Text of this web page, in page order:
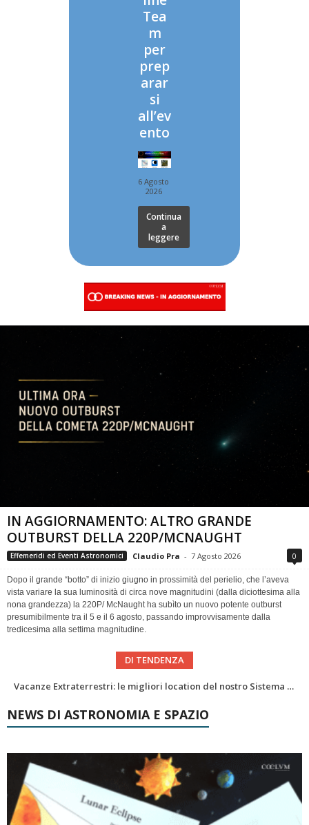
Tea
m
per
prep
arar
si
all’ev
ento
6 Agosto
2026
Continua
a
leggere
IN AGGIORNAMENTO: ALTRO GRANDE
OUTBURST DELLA 220P/MCNAUGHT
Effemeridi ed Eventi Astronomici Claudio Pra - 7 Agosto 2026 0
Dopo il grande “botto” di inizio giugno in prossimità del perielio, che l’aveva
vista variare la sua luminosità di circa nove magnitudini (dalla diciottesima alla
nona grandezza) la 220P/ McNaught ha subìto un nuovo potente outburst
presumibilmente tra il 5 e il 6 agosto, passando improvvisamente dalla
tredicesima alla settima magnitudine.
DI TENDENZA
IN AGGIORNAMENTO: ALTRO GRANDE OUTBURST DELLA 220P/MCNAUGHT
NEWS DI ASTRONOMIA E SPAZIO